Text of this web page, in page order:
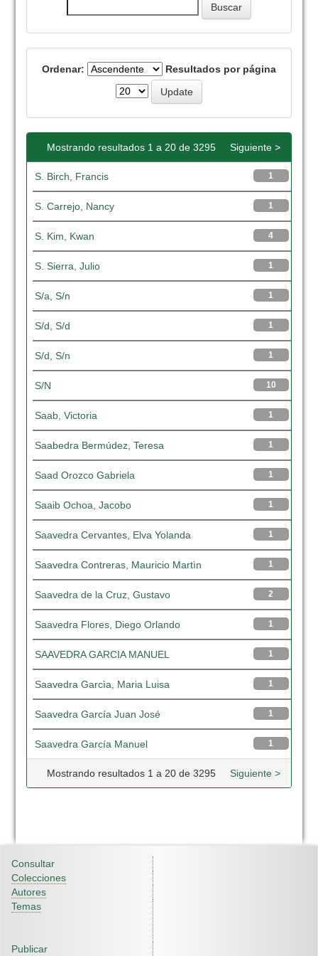
Ordenar: Resultados por página
Mostrando resultados 1 a 20 de 3295 Siguiente >
S. Birch, Francis 1
S. Carrejo, Nancy 1
S. Kim, Kwan 4
S. Sierra, Julio 1
S/a, S/n 1
S/d, S/d 1
S/d, S/n 1
S/N 10
Saab, Victoria 1
Saabedra Bermúdez, Teresa 1
Saad Orozco Gabriela 1
Saaib Ochoa, Jacobo 1
Saavedra Cervantes, Elva Yolanda 1
Saavedra Contreras, Mauricio Martìn 1
Saavedra de la Cruz, Gustavo 2
Saavedra Flores, Diego Orlando 1
SAAVEDRA GARCIA MANUEL 1
Saavedra Garcìa, Maria Luisa 1
Saavedra García Juan José 1
Saavedra García Manuel 1
Mostrando resultados 1 a 20 de 3295 Siguiente >
Consultar
Colecciones
Autores
Temas
Publicar